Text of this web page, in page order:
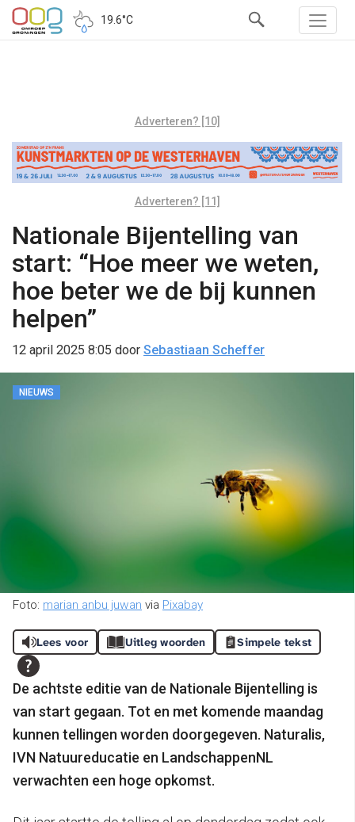
19.6°C
Adverteren? [10]
Adverteren? [11]
Nationale Bijentelling van
start: “Hoe meer we weten,
hoe beter we de bij kunnen
helpen”
12 april 2025 8:05 door Sebastiaan Scheffer
NIEUWS
Foto: marian anbu juwan via Pixabay
Lees voor Uitleg woorden Simpele tekst
De achtste editie van de Nationale Bijentelling is
van start gegaan. Tot en met komende maandag
kunnen tellingen worden doorgegeven. Naturalis,
IVN Natuureducatie en LandschappenNL
verwachten een hoge opkomst.